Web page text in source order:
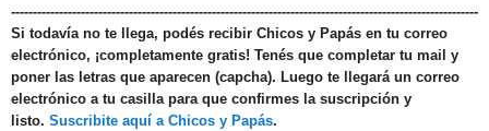
-----------------------------------------------------------------------------------------------------------
Si todavía no te llega, podés recibir Chicos y Papás en tu correo
electrónico, ¡completamente gratis! Tenés que completar tu mail y
poner las letras que aparecen (capcha). Luego te llegará un correo
electrónico a tu casilla para que confirmes la suscripción y
listo. Suscribite aquí a Chicos y Papás.